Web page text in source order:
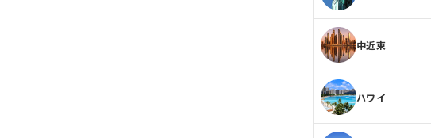
中近東
ハワイ